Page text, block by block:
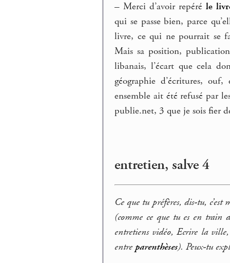
– Merci d’avoir repéré le
qui se passe bien, parce
livre, ce qui ne pourrait se
Mais sa position,
libanais, l’écart que cela
géographie d’écritures,
ensemble ait été refusé par
publie.net, 3 que je sois fier
entretien, salve 4
Ce que tu préfères, dis-tu, c’est
(comme ce que tu es en train
entretiens vidéo, Ecrire la ville,
entreparenthèses). Peux-tu